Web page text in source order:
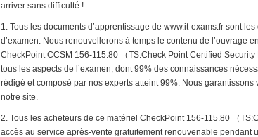
arriver sans difficulté !
1. Tous les documents d’apprentissage de www.it-exams.fr sont
d’examen. Nous renouvellerons à temps le contenu de l’ouvrage
CheckPoint CCSM 156-115.80 （TS:Check Point Certified
tous les aspects de l’examen, dont 99% des connaissances
rédigé et composé par nos experts atteint 99%. Nous
notre site.
2. Tous les acheteurs de ce matériel CheckPoint 156-115.80 （
accès au service après-vente gratuitement renouvenable